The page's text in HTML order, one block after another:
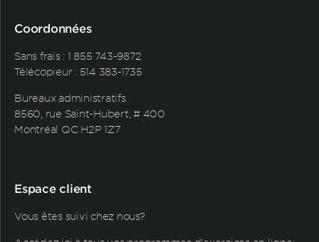
Coordonnées
Sans frais : 1 855 743-9872
Télécopieur : 514 383-1735
Bureaux administratifs
8560, rue Saint-Hubert, # 400
Montréal QC H2P 1Z7
Espace client
Vous êtes suivi chez nous?